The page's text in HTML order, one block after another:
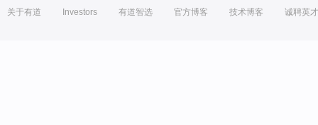
关于有道 Investors 有道智选 官方博客 技术博客 诚聘英才